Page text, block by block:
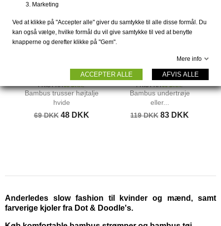
Bambus trusser højtalje
hvide
69 DKK
PRIS FRA35 DKK!
48 DKK
Bambus undertrøje
eller...
119 DKK
PRIS FRA60 DKK!
83 DKK
Anderledes slow fashion til kvinder og mænd, samt
farverige kjoler fra Dot & Doodle's.
Marketing
Ved at klikke på "Accepter alle" giver du samtykke til alle disse formål. Du
kan også vælge, hvilke formål du vil give samtykke til ved at benytte
knapperne og derefter klikke på "Gem".
Mere info
ACCEPTER ALLE AFVIS ALLE